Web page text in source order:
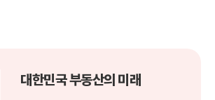
대한민국 부동산의 미래